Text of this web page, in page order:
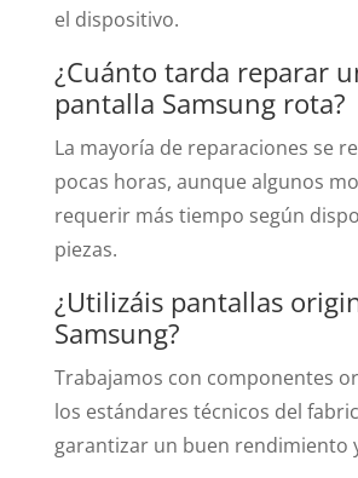
el dispositivo.
¿Cuánto tarda reparar
pantalla Samsung rota?
La mayoría de reparaciones se
pocas horas, aunque algunos
requerir más tiempo según
piezas.
¿Utilizáis pantallas
Samsung?
Trabajamos con componentes
los estándares técnicos del
garantizar un buen rendimiento